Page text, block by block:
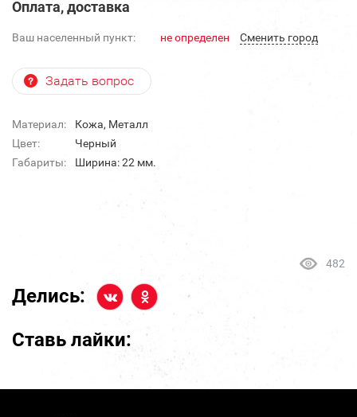
Оплата, доставка
Ваш населенный пункт: не определен Cменить город
Задать вопрос
Материал:
Кожа, Металл
Цвет:
Черный
Габариты:
Ширина: 22 мм.
482
Делись:
Ставь лайки: